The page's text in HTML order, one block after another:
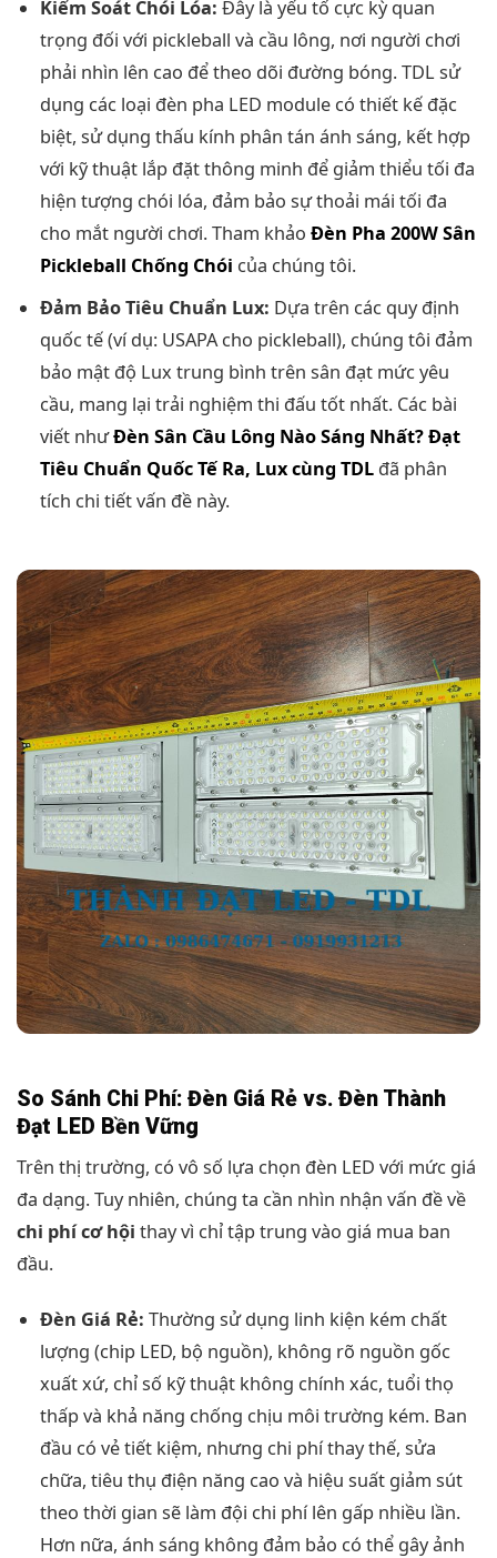
Kiểm Soát Chói Lóa: Đây là yếu tố cực kỳ quan
trọng đối với pickleball và cầu lông, nơi người chơi
phải nhìn lên cao để theo dõi đường bóng. TDL sử
dụng các loại đèn pha LED module có thiết kế đặc
biệt, sử dụng thấu kính phân tán ánh sáng, kết hợp
với kỹ thuật lắp đặt thông minh để giảm thiểu tối đa
hiện tượng chói lóa, đảm bảo sự thoải mái tối đa
cho mắt người chơi. Tham khảoĐèn Pha 200W Sân
Pickleball Chống Chói của chúng tôi.
Đảm Bảo Tiêu Chuẩn Lux: Dựa trên các quy định
quốc tế (ví dụ: USAPA cho pickleball), chúng tôi đảm
bảo mật độ Lux trung bình trên sân đạt mức yêu
cầu, mang lại trải nghiệm thi đấu tốt nhất. Các bài
viết nhưĐèn Sân Cầu Lông Nào Sáng Nhất? Đạt
Tiêu Chuẩn Quốc Tế Ra, Lux cùng TDL đã phân
tích chi tiết vấn đề này.
So Sánh Chi Phí: Đèn Giá Rẻ vs. Đèn Thành
Đạt LED Bền Vững
Trên thị trường, có vô số lựa chọn đèn LED với mức giá
đa dạng. Tuy nhiên, chúng ta cần nhìn nhận vấn đề về
chi phí cơ hội thay vì chỉ tập trung vào giá mua ban
đầu.
Đèn Giá Rẻ: Thường sử dụng linh kiện kém chất
lượng (chip LED, bộ nguồn), không rõ nguồn gốc
xuất xứ, chỉ số kỹ thuật không chính xác, tuổi thọ
thấp và khả năng chống chịu môi trường kém. Ban
đầu có vẻ tiết kiệm, nhưng chi phí thay thế, sửa
chữa, tiêu thụ điện năng cao và hiệu suất giảm sút
theo thời gian sẽ làm đội chi phí lên gấp nhiều lần.
Hơn nữa, ánh sáng không đảm bảo có thể gây ảnh